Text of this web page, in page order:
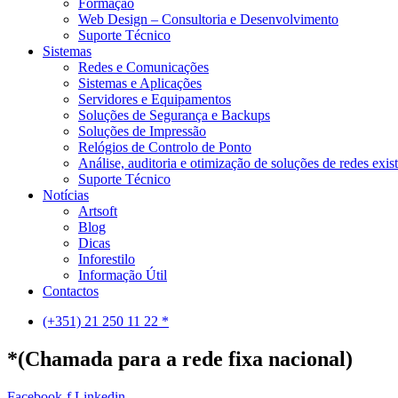
Web Design – Consultoria e Desenvolvimento
Suporte Técnico
Sistemas
Redes e Comunicações
Sistemas e Aplicações
Servidores e Equipamentos
Soluções de Segurança e Backups
Soluções de Impressão
Relógios de Controlo de Ponto
Análise, auditoria e otimização de soluções de redes
Suporte Técnico
Notícias
Artsoft
Blog
Dicas
Inforestilo
Informação Útil
Contactos
(+351) 21 250 11 22 *
*(Chamada para a rede fixa nacional)